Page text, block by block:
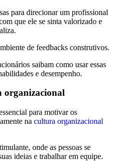
para direcionar um profissional
que ele se sinta valorizado e
de feedbacks construtivos.
saibam como usar essas
e desempenho.
organizacional
para motivar os
na cultura organizacional
onde as pessoas se
ideias e trabalhar em equipe.